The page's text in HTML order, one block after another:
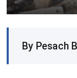
By Pesach